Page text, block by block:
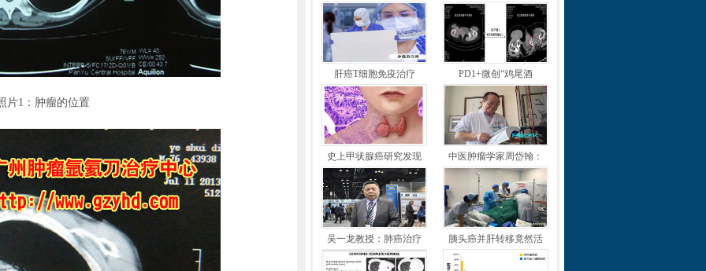
片1：肿瘤的位置
肝癌T细胞免疫治疗 PD1+微创“鸡尾酒
史上甲状腺癌研究发现 中医肿瘤学家周岱翰：
吴一龙教授：肺癌治疗 胰头癌并肝转移竟然活